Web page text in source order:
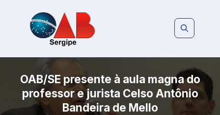
OAB/SE presente à aula magna do
professor e jurista Celso Antônio
Bandeira de Mello